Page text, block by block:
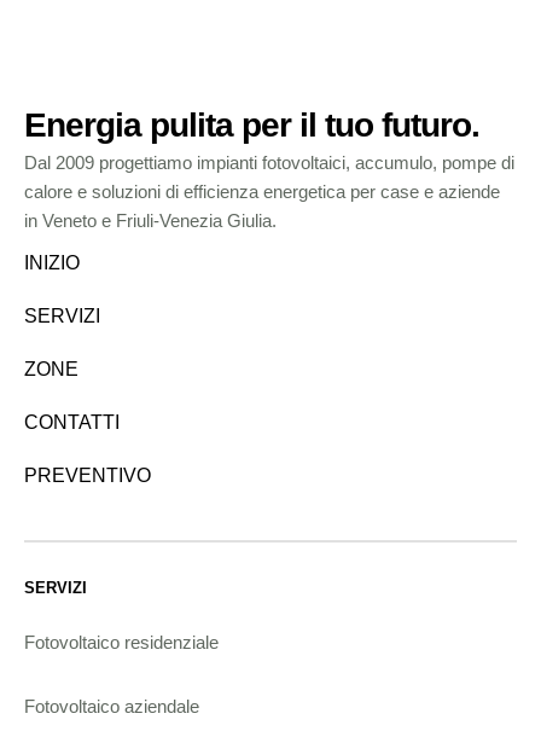
Energia pulita per il tuo futuro.
Dal 2009 progettiamo impianti fotovoltaici, accumulo, pompe di
calore e soluzioni di efficienza energetica per case e aziende
in Veneto e Friuli-Venezia Giulia.
INIZIO
SERVIZI
ZONE
CONTATTI
PREVENTIVO
SERVIZI
Fotovoltaico residenziale
Fotovoltaico aziendale